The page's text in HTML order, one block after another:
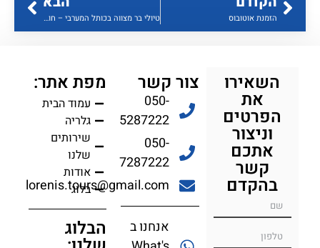
הזמנת אוטובוס טיולי בר מצווה בכותל המערבי – חוויה בלתי נשכחת עם "לורניס טורס"
מפת אתר:
עמוד הבית
גלריה
שירותים
שלנו
אודות
בלוג
הבלוג
צור קשר
050-
5287222
050-
7287222
lorenis.tours@gmail.com
אנחנו ב
השאירו
את
הפרטים
וניצור
אתכם
קשר
בהקדם